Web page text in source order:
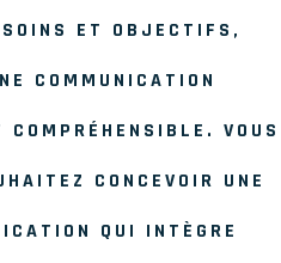
ET OBJECTIFS,
COMMUNICATION
VOUS
CONCEVOIR UNE
QUI INTÈGRE